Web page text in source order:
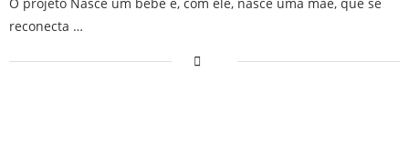
O projeto Nasce um bebê e, com ele, nasce uma mãe, que se
reconecta …